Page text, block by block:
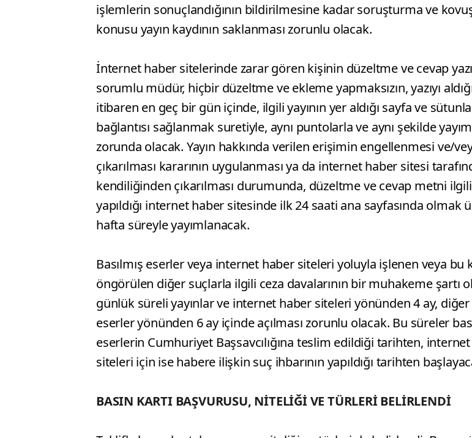
işlemlerin sonuçlandığının bildirilmesine kadar soruşturma ve
konusu yayın kaydının saklanması zorunlu olacak.
İnternet haber sitelerinde zarar gören kişinin düzeltme ve cevap
sorumlu müdür, hiçbir düzeltme ve ekleme yapmaksızın, yazıyı
itibaren en geç bir gün içinde, ilgili yayının yer aldığı sayfa ve
bağlantısı sağlanmak suretiyle, aynı puntolarla ve aynı şekilde
zorunda olacak. Yayın hakkında verilen erişimin engellenmesi ve/
çıkarılması kararının uygulanması ya da internet haber sitesi
kendiliğinden çıkarılması durumunda, düzeltme ve cevap metni ilgili
yapıldığı internet haber sitesinde ilk 24 saati ana sayfasında olmak
hafta süreyle yayımlanacak.
Basılmış eserler veya internet haber siteleri yoluyla işlenen veya bu
öngörülen diğer suçlarla ilgili ceza davalarının bir muhakeme şartı
günlük süreli yayınlar ve internet haber siteleri yönünden 4 ay, diğer
eserler yönünden 6 ay içinde açılması zorunlu olacak. Bu süreler
eserlerin Cumhuriyet Başsavcılığına teslim edildiği tarihten,
siteleri için ise habere ilişkin suç ihbarının yapıldığı tarihten
BASIN KARTI BAŞVURUSU, NİTELİĞİ VE TÜRLERİ BELİRLENDİ